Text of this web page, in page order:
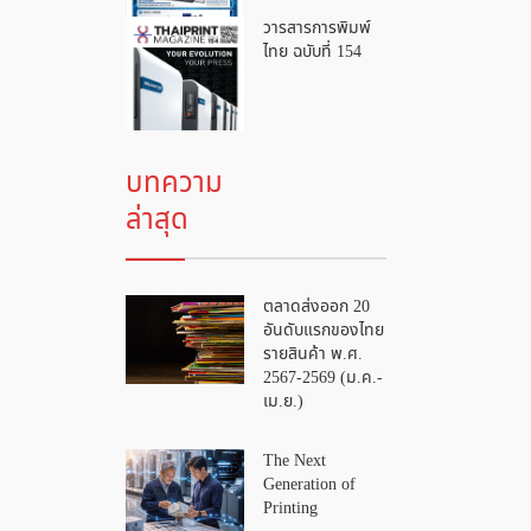
วารสารการพิมพ์
ไทย ฉบับที่ 154
บทความ
ล่าสุด
ตลาดส่งออก 20
อันดับแรกของไทย
รายสินค้า พ.ศ.
2567-2569 (ม.ค.-
เม.ย.)
The Next
Generation of
Printing